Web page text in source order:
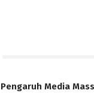
Pengaruh Media